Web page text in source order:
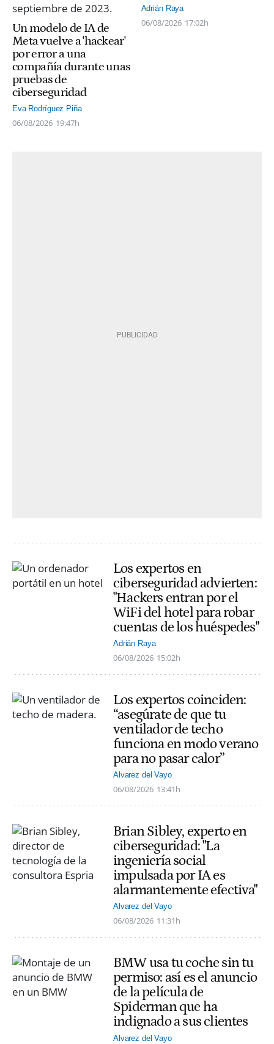
Un modelo de IA de
Meta vuelve a 'hackear'
por error a una
compañía durante unas
pruebas de
ciberseguridad
Eva Rodríguez Piña
06/08/2026 19:47h
Adrián Raya
06/08/2026 17:02h
Los expertos en
ciberseguridad advierten:
"Hackers entran por el
WiFi del hotel para robar
cuentas de los huéspedes"
Adrián Raya
06/08/2026 15:02h
Los expertos coinciden:
“asegúrate de que tu
ventilador de techo
funciona en modo verano
para no pasar calor”
Alvarez del Vayo
06/08/2026 13:41h
Brian Sibley, experto en
ciberseguridad: "La
ingeniería social
impulsada por IA es
alarmantemente efectiva"
Alvarez del Vayo
06/08/2026 11:31h
BMW usa tu coche sin tu
permiso: así es el anuncio
de la película de
Spiderman que ha
indignado a sus clientes
Alvarez del Vayo